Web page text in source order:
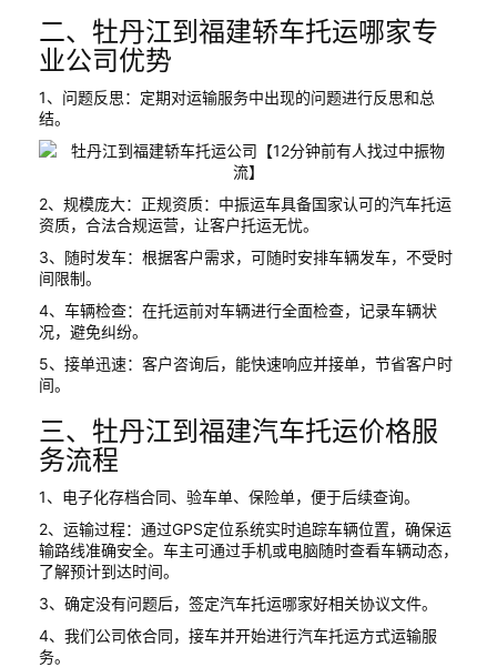
二、牡丹江到福建轿车托运哪家专
业公司优势
1、问题反思：定期对运输服务中出现的问题进行反思和总
结。
2、规模庞大：正规资质：中振运车具备国家认可的汽车托运
资质，合法合规运营，让客户托运无忧。
3、随时发车：根据客户需求，可随时安排车辆发车，不受时
间限制。
4、车辆检查：在托运前对车辆进行全面检查，记录车辆状
况，避免纠纷。
5、接单迅速：客户咨询后，能快速响应并接单，节省客户时
间。
三、牡丹江到福建汽车托运价格服
务流程
1、电子化存档合同、验车单、保险单，便于后续查询。
2、运输过程：通过GPS定位系统实时追踪车辆位置，确保运
输路线准确安全。车主可通过手机或电脑随时查看车辆动态，
了解预计到达时间。
3、确定没有问题后，签定汽车托运哪家好相关协议文件。
4、我们公司依合同，接车并开始进行汽车托运方式运输服
务。